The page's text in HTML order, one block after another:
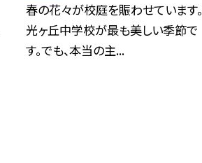
春の花々が校庭を賑わせています。
光ヶ丘中学校が最も美しい季節で
す。でも、本当の主...